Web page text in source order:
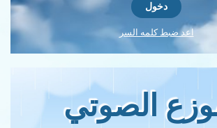
اعد ضبط كلمه السر
الصوتي